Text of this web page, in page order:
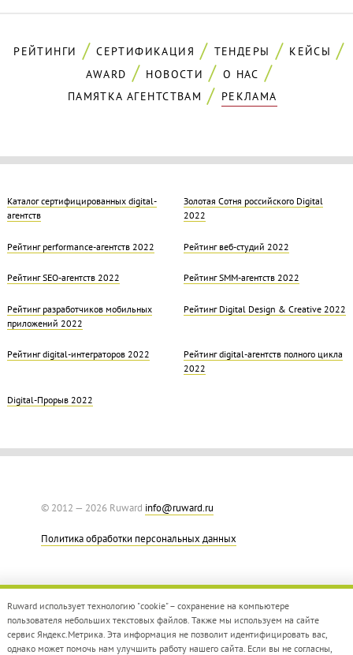
РЕЙТИНГИ СЕРТИФИКАЦИЯ ТЕНДЕРЫ
КЕЙСЫ
AWARD
НОВОСТИ
О НАС
ПАМЯТКА АГЕНТСТВАМ
РЕКЛАМА
Каталог сертифицированных digital-
агентств
Золотая Cотня российского Digital
2022
Рейтинг performance-агентств 2022 Рейтинг веб-студий 2022
Рейтинг SEO-агентств 2022 Рейтинг SMM-агентств 2022
Рейтинг разработчиков мобильных
приложений 2022
Рейтинг Digital Design & Creative 2022
Рейтинг digital-интеграторов 2022
Рейтинг digital-агентств полного цикла
2022
Digital-Прорыв 2022
© 2012 — 2026 Ruward info@ruward.ru
Политика обработки персональных данных
Ruward использует технологию "cookie" – сохранение на компьютере
пользователя небольших текстовых файлов. Также мы используем на сайте
сервис Яндекс.Метрика. Эта информация не позволит идентифицировать вас,
однако может помочь нам улучшить работу нашего сайта. Если вы не согласны,